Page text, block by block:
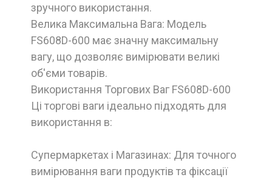
зручного використання.
Велика Максимальна Вага: Модель
FS608D-600 має значну максимальну
вагу, що дозволяє вимірювати великі
об'єми товарів.
Використання Торгових Ваг FS608D-600
Ці торгові ваги ідеально підходять для
використання в:
Супермаркетах і Магазинах: Для точного
вимірювання ваги продуктів та фіксації